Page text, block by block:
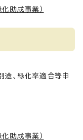
助成事業）
途、緑化率適合等申
助成事業）